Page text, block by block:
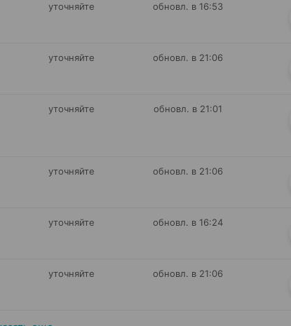
уточняйте обновл. в 16:53
уточняйте обновл. в 21:06
уточняйте обновл. в 21:01
уточняйте обновл. в 21:06
уточняйте обновл. в 16:24
уточняйте обновл. в 21:06